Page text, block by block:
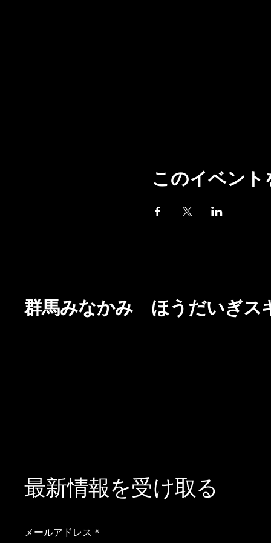
このイベント
群馬みなかみ ほうだいぎス
最新情報を受け取る
メールアドレス